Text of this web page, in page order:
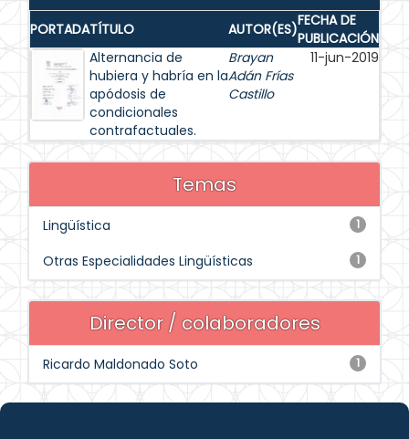
PORTADATÍTULO AUTOR(ES)FECHA DE
PUBLICACIÓN
Alternancia de
hubiera y habría en la
apódosis de
condicionales
contrafactuales.
Brayan
Adán Frías
Castillo
11-jun-2019
Temas
1
Lingüística
1
Otras Especialidades Lingüísticas
Director / colaboradores
1
Ricardo Maldonado Soto